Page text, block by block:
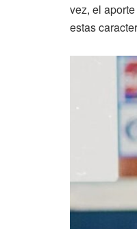
vez, el
estas